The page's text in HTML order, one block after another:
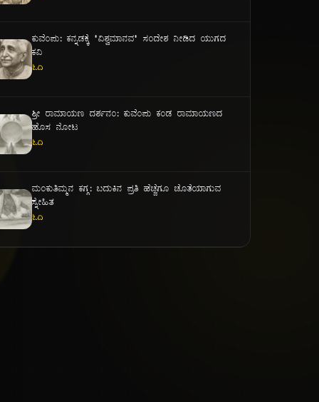
ಕುವೆಂಪು: ಕನ್ನಡಕ್ಕೆ "ವಿಶ್ವಮಾನವ" ಸಂದೇಶ ನೀಡಿದ ಯುಗದ
ಕವಿ
ಓದಿ
ಶ್ರೀ ರಾಮಾಯಣ ದರ್ಶನಂ: ಕುವೆಂಪು ಕಂಡ ರಾಮಾಯಣದ
ಹೊಸ ನೋಟ
ಓದಿ
ಮಂಕುತಿಮ್ಮನ ಕಗ್ಗ: ಬದುಕಿನ ಪ್ರತಿ ಹೆಜ್ಜೆಗೂ ಜೊತೆಯಾಗುವ
ಸ್ನೇಹಿತ
ಓದಿ